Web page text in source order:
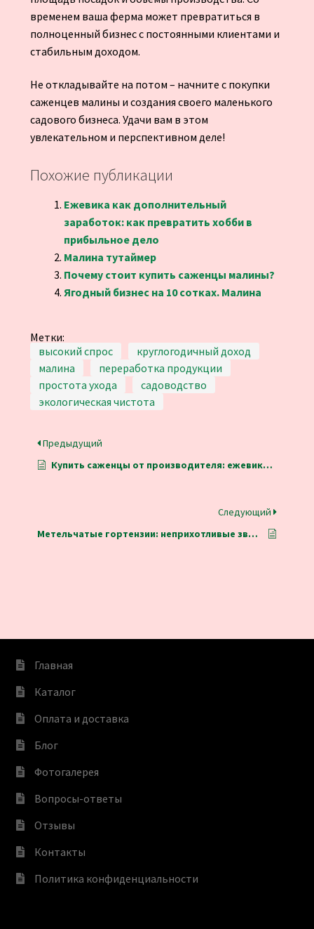
временем ваша ферма может превратиться в
полноценный бизнес с постоянными клиентами и
стабильным доходом.
Не откладывайте на потом – начните с покупки
саженцев малины и создания своего маленького
садового бизнеса. Удачи вам в этом
увлекательном и перспективном деле!
Похожие публикации
Ежевика как дополнительный
заработок: как превратить хобби в
прибыльное дело
Малина тутаймер
Почему стоит купить саженцы малины?
Ягодный бизнес на 10 сотках. Малина
Метки:
высокий спрос
круглогодичный доход
малина
переработка продукции
простота ухода
садоводство
экологическая чистота
Предыдущий
Купить саженцы от производителя: ежевика, малина, крыжовник, смородина, жимолость
Следующий
Метельчатые гортензии: неприхотливые звезды сада
Главная
Каталог
Оплата и доставка
Блог
Фотогалерея
Вопросы-ответы
Отзывы
Контакты
Политика конфиденциальности